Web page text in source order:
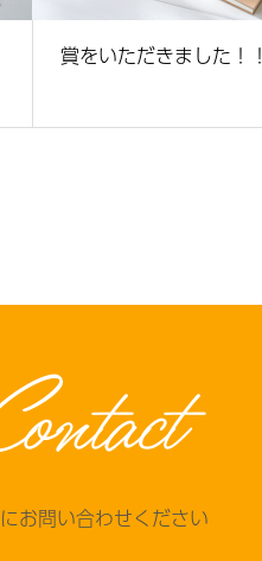
賞をいただきました！！
お問い合わせください